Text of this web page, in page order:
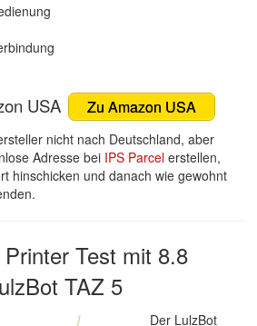
USA Zu Amazon USA
nicht nach Deutschland, aber
Adresse bei IPS Parcel erstellen,
hinschicken und danach wie gewohnt
Test mit 8.8
TAZ 5
Der LulzBot